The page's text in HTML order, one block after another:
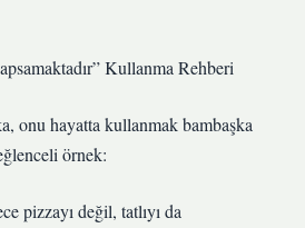
Kullanma Rehberi
onu hayatta kullanmak bambaşka
örnek:
pizzayı değil, tatlıyı da